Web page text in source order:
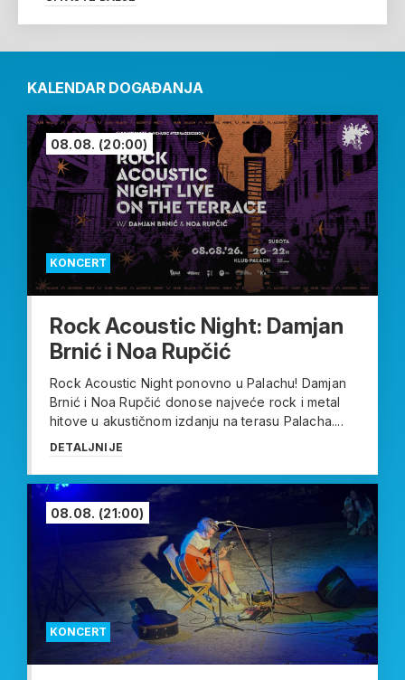
KALENDAR DOGAĐANJA
KONCERT
08.08. (20:00)
Rock Acoustic Night: Damjan
Brnić i Noa Rupčić
Rock Acoustic Night ponovno u Palachu! Damjan
Brnić i Noa Rupčić donose najveće rock i metal
hitove u akustičnom izdanju na terasu Palacha....
DETALJNIJE
KONCERT
08.08. (21:00)